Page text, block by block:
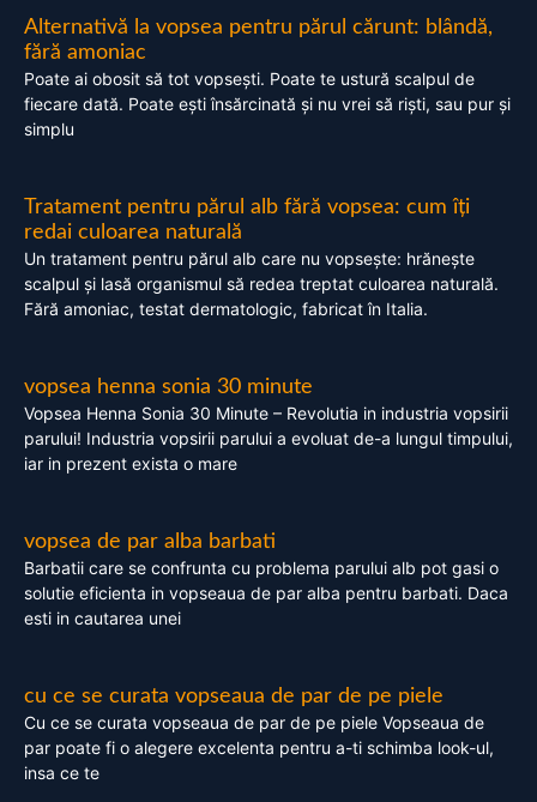
Alternativă la vopsea pentru părul cărunt: blândă,
fără amoniac
Poate ai obosit să tot vopsești. Poate te ustură scalpul de
fiecare dată. Poate ești însărcinată și nu vrei să riști, sau pur și
simplu
Tratament pentru părul alb fără vopsea: cum îți
redai culoarea naturală
Un tratament pentru părul alb care nu vopsește: hrănește
scalpul și lasă organismul să redea treptat culoarea naturală.
Fără amoniac, testat dermatologic, fabricat în Italia.
vopsea henna sonia 30 minute
Vopsea Henna Sonia 30 Minute – Revolutia in industria vopsirii
parului! Industria vopsirii parului a evoluat de-a lungul timpului,
iar in prezent exista o mare
vopsea de par alba barbati
Barbatii care se confrunta cu problema parului alb pot gasi o
solutie eficienta in vopseaua de par alba pentru barbati. Daca
esti in cautarea unei
cu ce se curata vopseaua de par de pe piele
Cu ce se curata vopseaua de par de pe piele Vopseaua de
par poate fi o alegere excelenta pentru a-ti schimba look-ul,
insa ce te